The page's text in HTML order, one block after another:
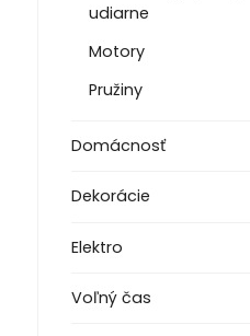
udiarne
Motory
Pružiny
Domácnosť
Dekorácie
Elektro
Voľný čas